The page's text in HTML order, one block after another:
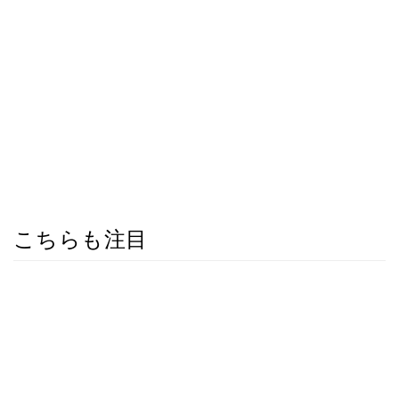
こちらも注目